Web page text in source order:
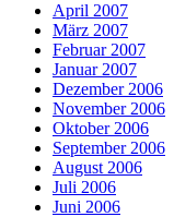
April 2007
März 2007
Februar 2007
Januar 2007
Dezember 2006
November 2006
Oktober 2006
September 2006
August 2006
Juli 2006
Juni 2006